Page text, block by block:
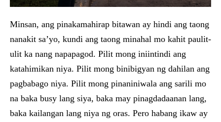
Minsan, ang pinakamahirap bitawan ay hindi ang taong
nanakit sa’yo, kundi ang taong minahal mo kahit paulit-
ulit ka nang napapagod. Pilit mong iniintindi ang
katahimikan niya. Pilit mong binibigyan ng dahilan ang
pagbabago niya. Pilit mong pinaniniwala ang sarili mo
na baka busy lang siya, baka may pinagdadaanan lang,
baka kailangan lang niya ng oras. Pero habang ikaw ay